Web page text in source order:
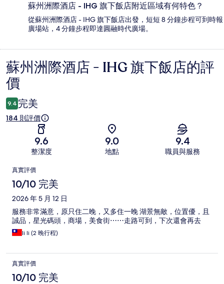
蘇州洲際酒店 - IHG 旗下飯店附近區域有何特色？
從蘇州洲際酒店 - IHG 旗下飯店出發，短短 8 分鐘步程可到時報
廣場站，4 分鐘步程即達圓融時代廣場。
評
價
蘇州洲際酒店 - IHG 旗下飯店的評
價
9.4 完美
184 則評價
9.6
整潔度
9.0
地點
9.4
職員與服務
評
價
真實評價
10/10 完美
2026 年 5 月 12 日
服務非常滿意，原只住二晚，又多住一晚 湖景無敵，位置優，且
誠品，星光碼頭，商場，美食街⋯⋯走路可到，下次還會再去
li li (2 晚行程)
真實評價
10/10 完美